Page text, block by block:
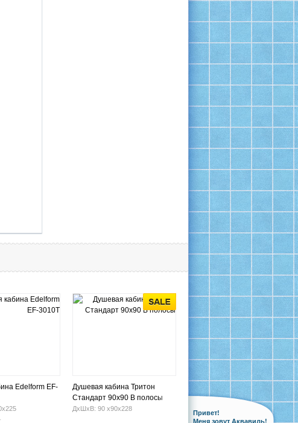
Edelform EF-
Душевая кабина Тритон
Стандарт 90х90 В полосы
ДхШхВ: 90 х90х228
Привет!
Меня зовут Аквавиль!